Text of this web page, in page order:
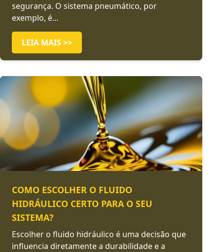
segurança. O sistema pneumático, por
exemplo, é...
LEIA MAIS >>
COMO ESCOLHER O FLUIDO
HIDRÁULICO CERTO PARA O SEU
SISTEMA?
Escolher o fluido hidráulico é uma decisão que
influencia diretamente a durabilidade e a